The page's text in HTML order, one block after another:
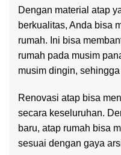
Dengan material atap
berkualitas, Anda bisa
rumah. Ini bisa
rumah pada musim
musim dingin,
Renovasi atap bisa
secara keseluruhan.
baru, atap rumah bisa
sesuai dengan gaya